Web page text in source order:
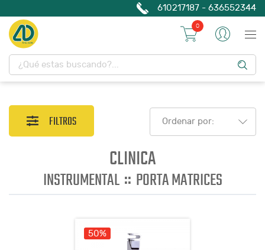
610217187 - 636552344
0
FILTROS Ordenar por:
CLINICA
INSTRUMENTAL :: PORTA MATRICES
50%